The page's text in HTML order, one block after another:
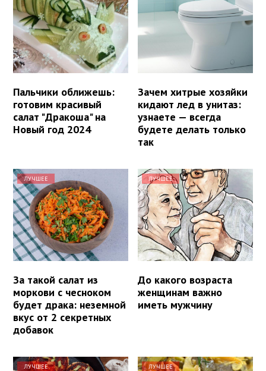
Пальчики оближешь:
готовим красивый
салат "Дракоша" на
Новый год 2024
Зачем хитрые хозяйки
кидают лед в унитаз:
узнаете — всегда
будете делать только
так
ЛУЧШЕЕ
За такой салат из
моркови с чесноком
будет драка: неземной
вкус от 2 секретных
добавок
ЛУЧШЕЕ
До какого возраста
женщинам важно
иметь мужчину
ЛУЧШЕЕ ЛУЧШЕЕ